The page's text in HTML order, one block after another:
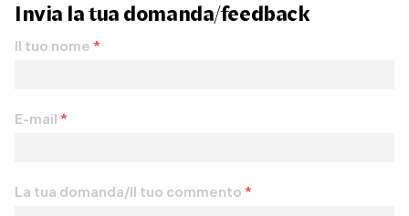
Invia la tua domanda/feedback
Il tuo nome *
E-mail *
La tua domanda/Il tuo commento *